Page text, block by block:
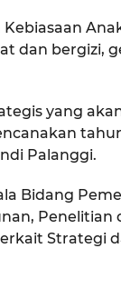
dan bergizi,
yang
Palanggi.
Bidang
Strategi